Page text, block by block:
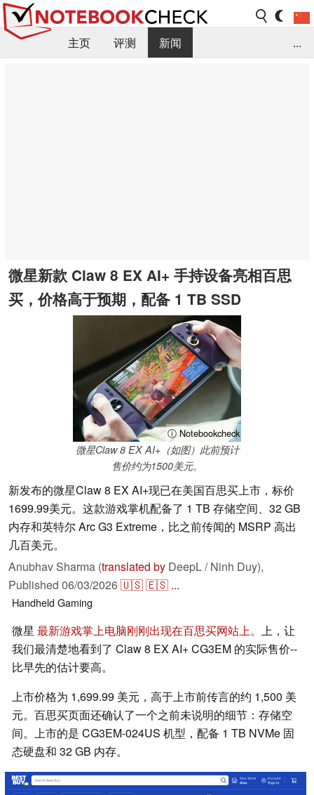
主页 评测
新闻
...
微星新款 Claw 8 EX AI+ 手持设备亮相百思
买，价格高于预期，配备 1 TB SSD
ⓘ Notebookcheck
微星Claw 8 EX AI+（如图）此前预计
售价约为1500美元。
新发布的微星Claw 8 EX AI+现已在美国百思买上市，标价
1699.99美元。这款游戏掌机配备了 1 TB 存储空间、32 GB
内存和英特尔 Arc G3 Extreme，比之前传闻的 MSRP 高出
几百美元。
Anubhav Sharma (translated by DeepL / Ninh Duy),
Published 06/03/2026🇺🇸🇪🇸 ...
HandheldGaming
微星 最新游戏掌上电脑刚刚出现在百思买网站上。 上，让
我们最清楚地看到了 Claw 8 EX AI+ CG3EM 的实际售价--
比早先的估计要高。
上市价格为 1,699.99 美元，高于上市前传言的约 1,500 美
元。百思买页面还确认了一个之前未说明的细节：存储空
间。上市的是 CG3EM-024US 机型，配备 1 TB NVMe 固
态硬盘和 32 GB 内存。